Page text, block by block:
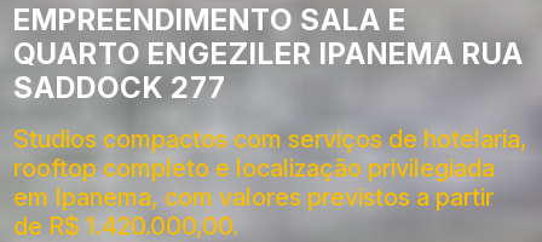
EMPREENDIMENTO SALA E
QUARTO ENGEZILER IPANEMA RUA
SADDOCK 277
Studios compactos com serviços de hotelaria,
rooftop completo e localização privilegiada
em Ipanema, com valores previstos a partir
de R$ 1.420.000,00.